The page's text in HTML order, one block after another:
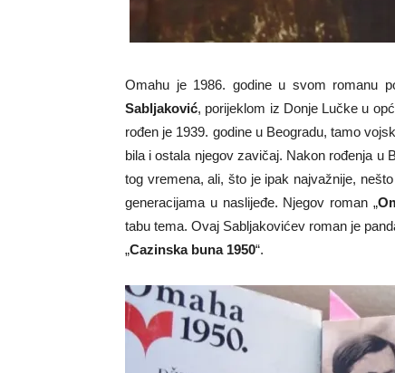
Omahu je 1986. godine u svom romanu
Sabljaković, porijeklom iz Donje Lučke u
rođen je 1939. godine u Beogradu, tamo
bila i ostala njegov zavičaj. Nakon rođenja u
tog vremena, ali, što je ipak najvažnije,
generacijama u naslijeđe. Njegov roman „
tabu tema. Ovaj Sabljakovićev roman je
„Cazinska buna 1950“.